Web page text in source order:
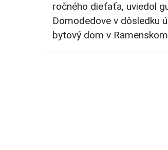
ročného dieťaťa, uviedol
Domodedove v dôsledku
bytový dom v